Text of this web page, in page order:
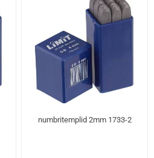
numbritemplid 2mm 1733-2